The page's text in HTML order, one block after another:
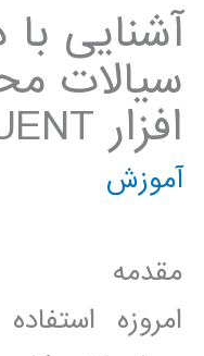
آشنايی
سيالات
افزار FLUENT
آموزش
مقدمه
امروزه